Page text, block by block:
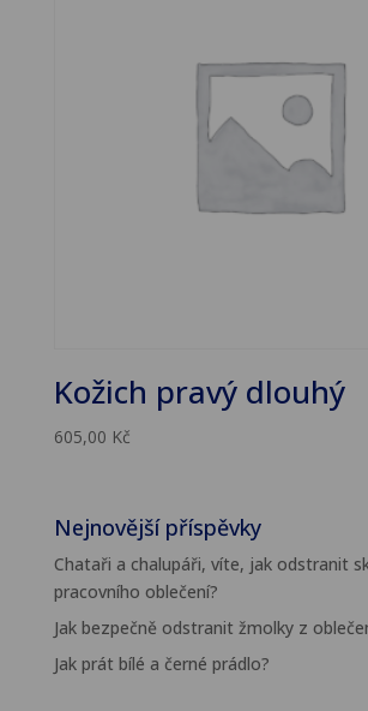
Kožich pravý dlouhý
605,00 Kč
Nejnovější příspěvky
Chataři a chalupáři, víte, jak odstranit
pracovního oblečení?
Jak bezpečně odstranit žmolky z
Jak prát bílé a černé prádlo?